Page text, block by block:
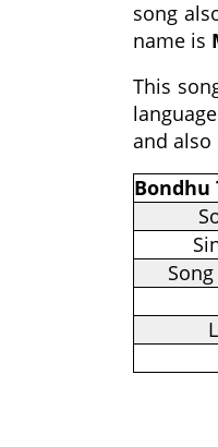
song
name is
This
and
Bondhu